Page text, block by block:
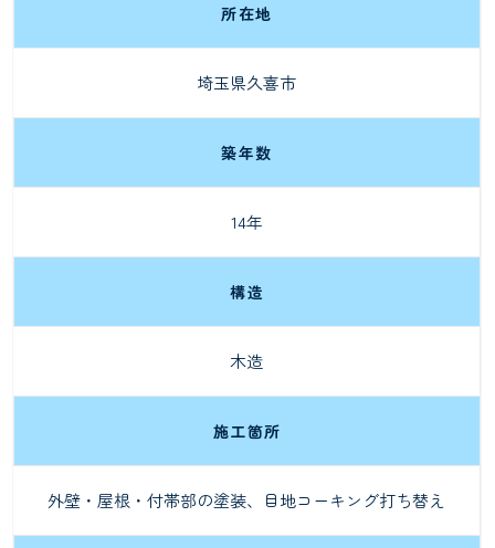
所在地
埼玉県久喜市
築年数
14年
構造
木造
施工箇所
外壁・屋根・付帯部の塗装、目地コーキング打ち替え